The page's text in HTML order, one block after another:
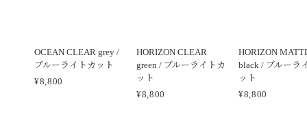
OCEAN CLEAR grey /
ブルーライトカット
¥8,800
HORIZON CLEAR
green / ブルーライトカ
ット
¥8,800
HORIZON
black / ブルーラ
ット
¥8,800